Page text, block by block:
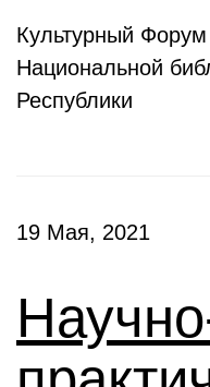
Культурный
Национальной
Республики
19 Мая, 2021